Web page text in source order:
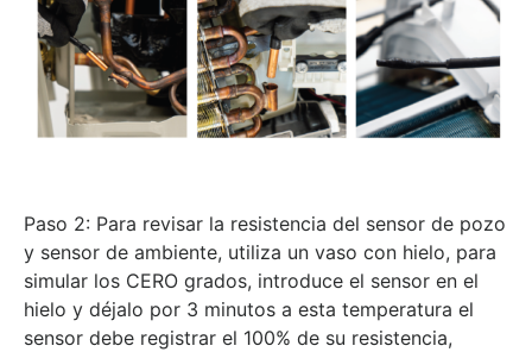
Paso 2: Para revisar la resistencia del sensor de pozo
y sensor de ambiente, utiliza un vaso con hielo, para
simular los CERO grados, introduce el sensor en el
hielo y déjalo por 3 minutos a esta temperatura el
sensor debe registrar el 100% de su resistencia,